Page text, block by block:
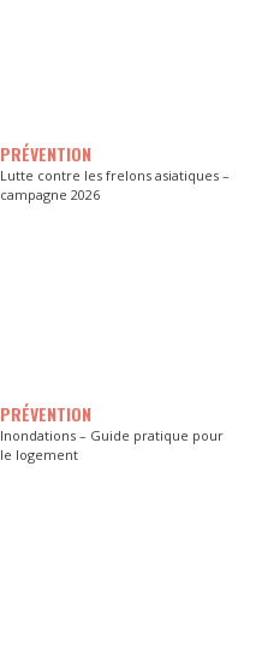
PRÉVENTION
Lutte contre les frelons asiatiques –
campagne 2026
PRÉVENTION
Inondations – Guide pratique pour
le logement